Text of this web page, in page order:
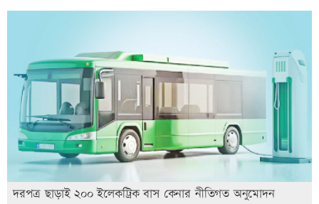
দরপত্র ছাড়াই ২০০ ইলেকট্রিক বাস কেনার নীতিগত অনুমোদন